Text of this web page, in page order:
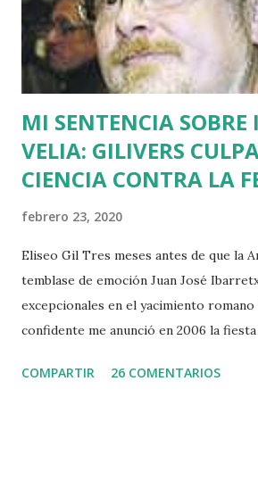
oportunidad de oro. Podemos
SOLIDARIDAD , EMPATÍA Y
solidarios nos ahorraremos la
peligro la salud ...
MI SENTENCIA
VELIA: GILIVERS
CIENCIA CONTRA LA
febrero 23, 2020
Eliseo Gil Tres meses antes de que la
temblase de emoción Juan José
excepcionales en el yacimiento
confidente me anunció en 2006 la fiesta
primer calvario de la Cristiandad (con
batua, 600 años antes de los balbuceos
COMPARTIR 26 COMENTARIOS